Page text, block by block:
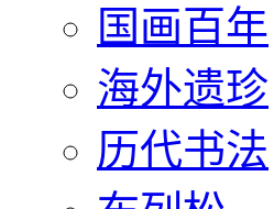
国画百年
海外遗珍
历代书法